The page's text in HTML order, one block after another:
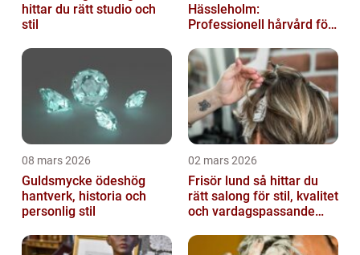
hittar du rätt studio och
stil
Hässleholm:
Professionell hårvård för
08 mars 2026
Guldsmycke ödeshög
hantverk, historia och
personlig stil
02 mars 2026
Frisör lund så hittar du
rätt salong för stil, kvalitet
och vardagspassande